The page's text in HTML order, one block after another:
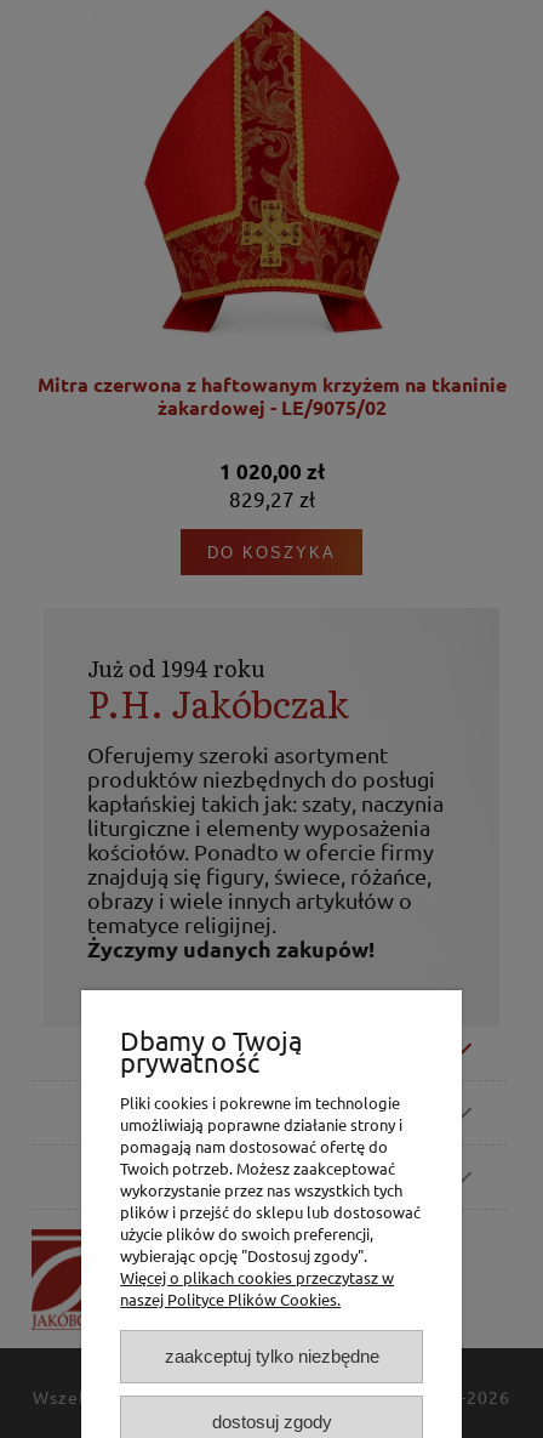
Mitra czerwona z haftowanym krzyżem na tkaninie
żakardowej - LE/9075/02
1 020,00 zł
829,27 zł
DO KOSZYKA
Już od 1994 roku
P.H. Jakóbczak
Oferujemy szeroki asortyment
produktów niezbędnych do posługi
kapłańskiej takich jak: szaty, naczynia
liturgiczne i elementy wyposażenia
kościołów. Ponadto w ofercie firmy
znajdują się figury, świece, różańce,
obrazy i wiele innych artykułów o
tematyce religijnej.
Życzymy udanych zakupów!
Moje konto
Zamówienia
Pomoc
P.H. Jakóbczak
Dorota Jakóbczak
Bialska 2/4,
42-202 Częstochowa
Wszelkie prawa zastrzeżoneJAKÓBCZAK© 1994-2026
Polityka prywatności
Dbamy o Twoją
prywatność
Pliki cookies i pokrewne im technologie
umożliwiają poprawne działanie strony i
pomagają nam dostosować ofertę do
Twoich potrzeb. Możesz zaakceptować
wykorzystanie przez nas wszystkich tych
plików i przejść do sklepu lub dostosować
użycie plików do swoich preferencji,
wybierając opcję "Dostosuj zgody".
Więcej o plikach cookies przeczytasz w
naszej Polityce Plików Cookies.
zaakceptuj tylko niezbędne
dostosuj zgody